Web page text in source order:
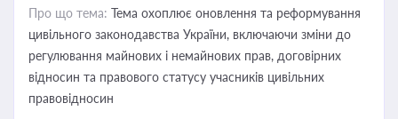
Про що тема: Тема охоплює оновлення та реформування
цивільного законодавства України, включаючи зміни до
регулювання майнових і немайнових прав, договірних
відносин та правового статусу учасників цивільних
правовідносин